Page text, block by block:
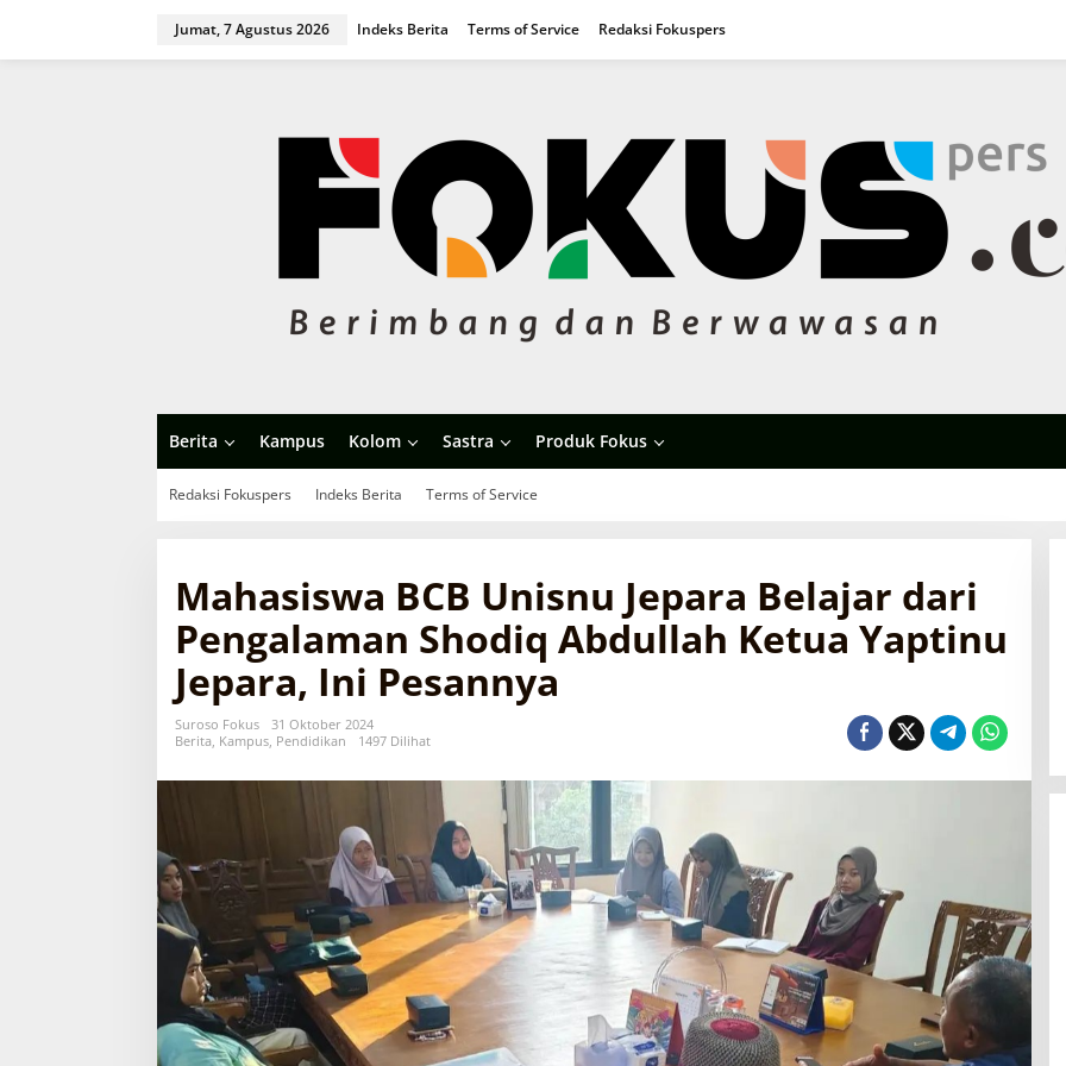
Jumat, 7 Agustus 2026 Indeks Berita Terms of Service Redaksi Fokuspers
Berita Kampus Kolom Sastra Produk Fokus
Redaksi Fokuspers Indeks Berita Terms of Service
Mahasiswa BCB Unisnu Jepara Belajar dari
Pengalaman Shodiq Abdullah Ketua Yaptinu
Jepara, Ini Pesannya
Suroso Fokus
31 Oktober 2024
Berita, Kampus, Pendidikan 1497 Dilihat
Mahasiswa KKN Unisnu Resmi
Mengabdi di Desa Tahunan
Di Berita, Kampus 27 Juli 2026